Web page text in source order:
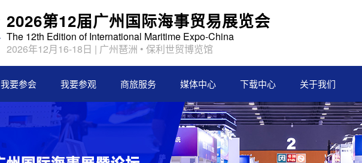
2026第12届广州国际海事贸易展览会
The 12th Edition of International Maritime Expo-China
2026年12月16-18日 | 广州琶洲 • 保利世贸博览馆
我要参会 我要参观 商旅服务 媒体中心 下载中心 关于我们